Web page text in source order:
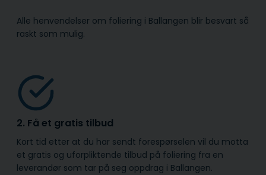
Alle henvendelser om foliering i Ballangen blir besvart så
raskt som mulig.
2. Få et gratis tilbud
Kort tid etter at du har sendt forespørselen vil du motta
et gratis og uforpliktende tilbud på foliering fra en
leverandør som tar på seg oppdrag i Ballangen.